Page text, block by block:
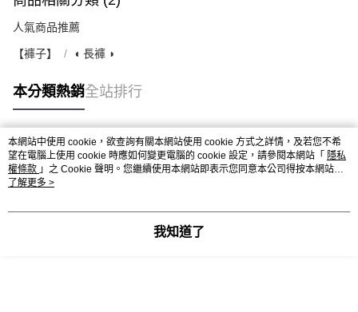
人氣商品推薦
【褲子】 ◖ 長褲 ◗
本分類熱銷全站排行
熱門標籤
本網站中使用 cookie，欲查詢有關本網站使用 cookie 方式之詳情，及若您不希
望在電腦上使用 cookie 時應如何變更電腦的 cookie 設定，請參閱本網站「 隱私
權條款 」之 Cookie 聲明。您繼續使用本網站即表示您同意本公司得按本網站使
用條款之 Cookie 聲明使用 cookie。
了解更多 >
我知道了